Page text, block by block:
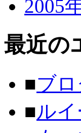
2005
最近の
■ブ
■ル